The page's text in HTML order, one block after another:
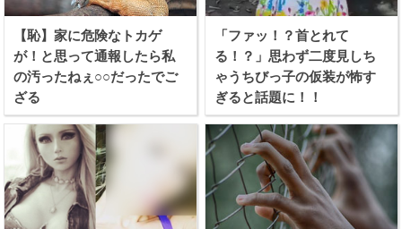
【恥】家に危険なトカゲ
が！と思って通報したら私
の汚ったねぇ○○だったでご
ざる
「ファッ！？首とれて
る！？」思わず二度見しち
ゃうちびっ子の仮装が怖す
ぎると話題に！！